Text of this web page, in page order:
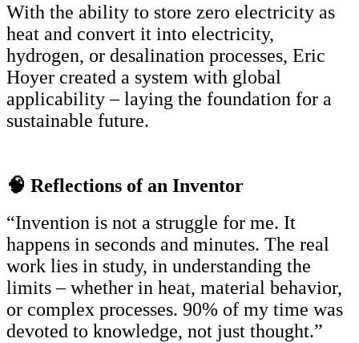
With the ability to store zero electricity as
heat and convert it into electricity,
hydrogen, or desalination processes, Eric
Hoyer created a system with global
applicability – laying the foundation for a
sustainable future.
🧠 Reflections of an Inventor
“Invention is not a struggle for me. It
happens in seconds and minutes. The real
work lies in study, in understanding the
limits – whether in heat, material behavior,
or complex processes. 90% of my time was
devoted to knowledge, not just thought.”